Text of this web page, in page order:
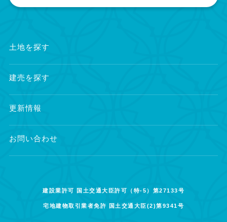
土地を探す
建売を探す
更新情報
お問い合わせ
建設業許可 国土交通大臣許可（特-5）第27133号
宅地建物取引業者免許 国土交通大臣(2)第9341号